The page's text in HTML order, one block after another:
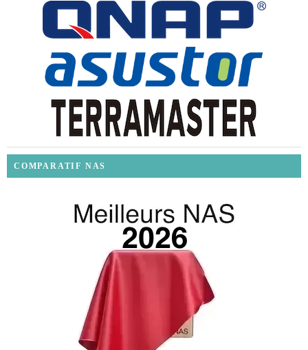
COMPARATIF NAS